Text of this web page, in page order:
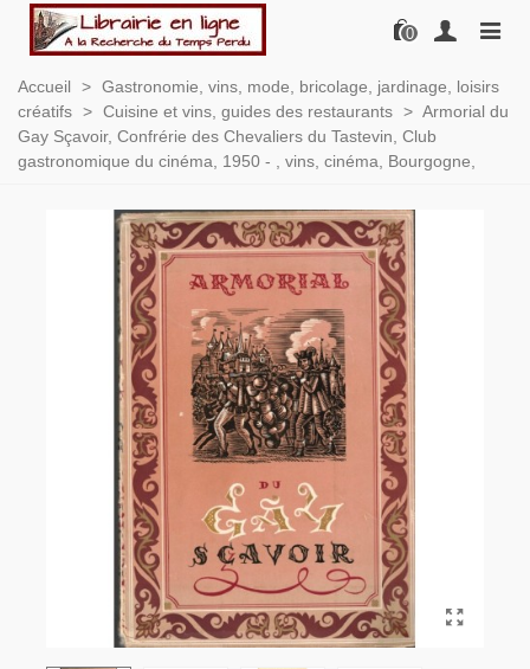
0
Accueil > Gastronomie, vins, mode, bricolage, jardinage, loisirs
créatifs > Cuisine et vins, guides des restaurants > Armorial du
Gay Sçavoir, Confrérie des Chevaliers du Tastevin, Club
gastronomique du cinéma, 1950 - , vins, cinéma, Bourgogne,